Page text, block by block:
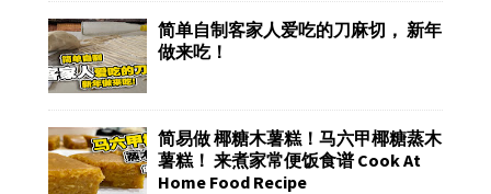
简单自制客家人爱吃的刀麻切， 新年
做来吃！
简易做 椰糖木薯糕！马六甲椰糖蒸木
薯糕！ 来煮家常便饭食谱 Cook At
Home Food Recipe